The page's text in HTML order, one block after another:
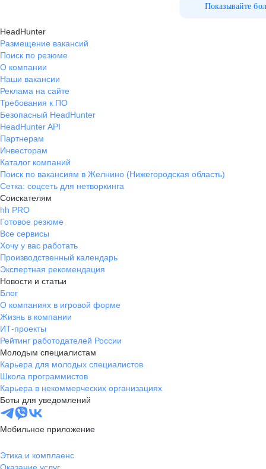
деятельности. Это крайне важно,
ведь именно приятная рабочая
среда позволяет чувствовать себя
комфортно каждый рабочий день.
Отдельно хочу поблагодарить
руководство компании за
понимание и поддержку. Также
приятно удивило отношение
руководства к вопросам оплаты
труда. Заработная плата
выплачивается регулярно и
вовремя, без задержек и
неприятных сюрпризов. Это
создает чувство стабильности и
уверенности в завтрашнем дне,
что также позитивно сказывается
на производительности труда.
Кроме того, компания уделяет
внимание условиям труда,
обеспечивая комфортное рабочее
пространство и необходимое
оборудование. Всё это помогает
сконцентрироваться на
выполнении поставленных задач и
достигать высоких результатов.
Таким образом, работая здесь, я
чувствую заботу и уважение со
стороны руководства, что
способствует созданию
благоприятной рабочей атмосферы
и повышает мотивацию. Именно
поэтому я рекомендую данную
Показывайте
HeadHunter
Размещение вакансий
Поиск по резюме
О компании
Наши вакансии
Реклама на сайте
Требования к ПО
Безопасный HeadHunter
HeadHunter API
Партнерам
Инвесторам
Каталог компаний
Поиск по вакансиям в Желнино (Нижегородская область)
Сетка: соцсеть для нетворкинга
Соискателям
hh PRO
Готовое резюме
Все сервисы
Хочу у вас работать
Производственный календарь
Экспертная рекомендация
Новости и статьи
Блог
О компаниях в игровой форме
Жизнь в компании
ИТ-проекты
Рейтинг работодателей России
Молодым специалистам
Карьера для молодых специалистов
Школа программистов
Карьера в некоммерческих организациях
Боты для уведомлений
Мобильное приложение
Этика и комплаенс